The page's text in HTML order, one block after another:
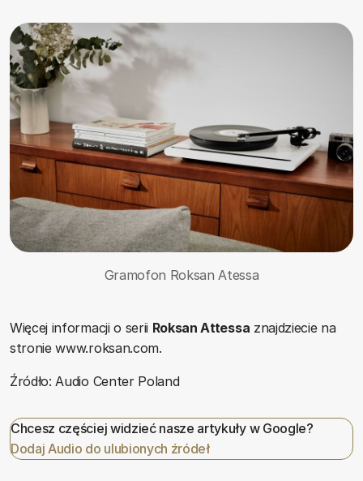
Gramofon Roksan Atessa
Więcej informacji o serii Roksan Attessa znajdziecie na
stronie www.roksan.com.
Źródło: Audio Center Poland
Chcesz częściej widzieć nasze artykuły w Google?
Dodaj Audio do ulubionych źródeł